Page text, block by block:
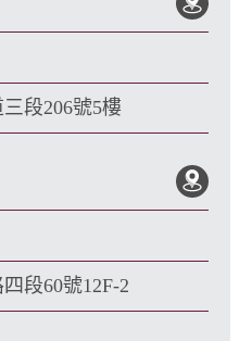
段206號5樓
段60號12F-2